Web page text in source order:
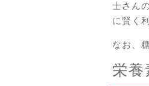
士さん
に賢く
なお、
栄養